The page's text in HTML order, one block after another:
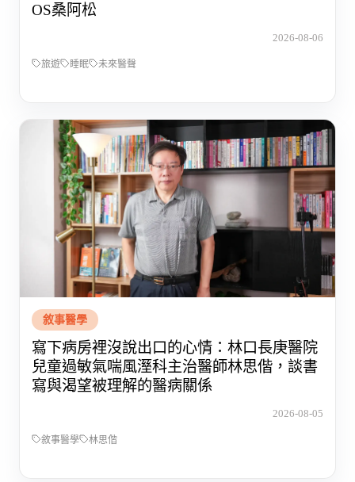
OS桑阿松
2026-08-06
旅遊 睡眠 未來醫聲
敘事醫學
寫下病房裡沒說出口的心情：林口長庚醫院
兒童過敏氣喘風溼科主治醫師林思偕，談書
寫與渴望被理解的醫病關係
2026-08-05
敘事醫學 林思偕